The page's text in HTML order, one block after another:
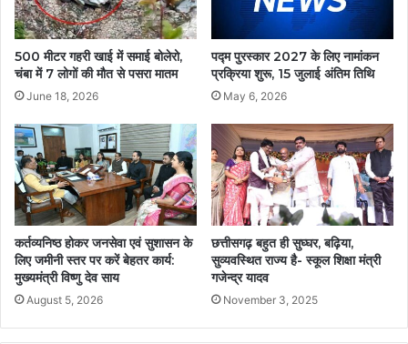
500 मीटर गहरी खाई में समाई बोलेरो,
चंबा में 7 लोगों की मौत से पसरा मातम
June 18, 2026
पद्म पुरस्कार 2027 के लिए नामांकन
प्रक्रिया शुरू, 15 जुलाई अंतिम तिथि
May 6, 2026
कर्तव्यनिष्ठ होकर जनसेवा एवं सुशासन के
लिए जमीनी स्तर पर करें बेहतर कार्य:
मुख्यमंत्री विष्णु देव साय
August 5, 2026
छत्तीसगढ़ बहुत ही सुघ्घर, बढ़िया,
सुव्यवस्थित राज्य है- स्कूल शिक्षा मंत्री
गजेन्द्र यादव
November 3, 2025